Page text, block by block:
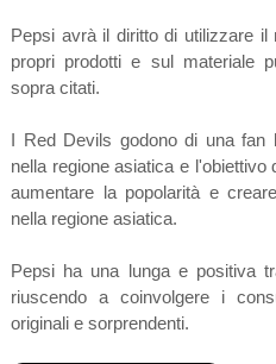
Pepsi avrà il diritto di utilizzare
propri prodotti e sul materiale
sopra citati.
I Red Devils godono di una fan
nella regione asiatica e
aumentare la popolarità e
nella regione asiatica.
Pepsi ha una lunga e positiva
riuscendo a coinvolgere i
originali e sorprendenti.